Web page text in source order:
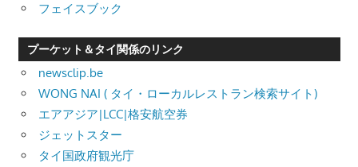
フェイスブック
プーケット＆タイ関係のリンク
newsclip.be
WONG NAI ( タイ・ローカルレストラン検索サイト)
エアアジア|LCC|格安航空券
ジェットスター
タイ国政府観光庁